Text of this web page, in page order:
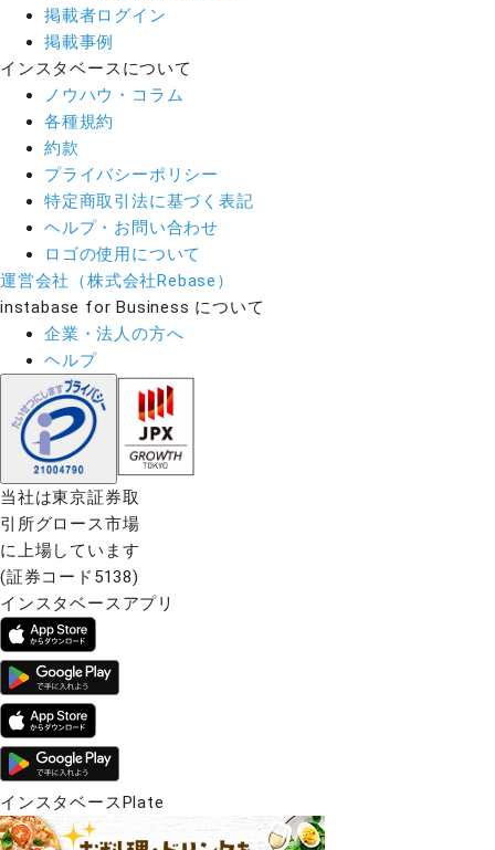
掲載者ログイン
掲載事例
インスタベースについて
ノウハウ・コラム
各種規約
約款
プライバシーポリシー
特定商取引法に基づく表記
ヘルプ・お問い合わせ
ロゴの使用について
運営会社（株式会社Rebase）
instabase for Business について
企業・法人の方へ
ヘルプ
当社は東京証券取
引所グロース市場
に上場しています
(証券コード5138)
インスタベースアプリ
インスタベースPlate